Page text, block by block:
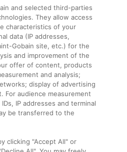
and selected third-parties
They allow access
characteristics of your
data (IP addresses,
Gobain site, etc.) for the
and improvement of the
offer of content, products
and analysis;
display of advertising
For audience measurement
IP addresses and terminal
be transferred to the
clicking "Accept All" or